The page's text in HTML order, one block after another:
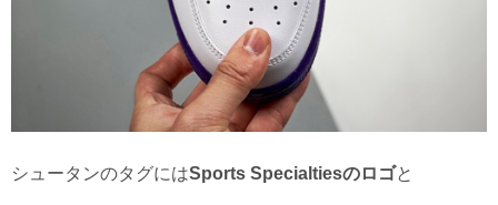
シュータンのタグにはSports Specialtiesのロゴと